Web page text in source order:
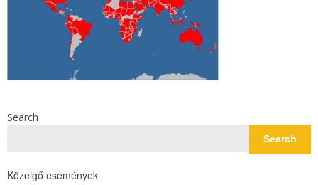
Search
Search
Közelgő események